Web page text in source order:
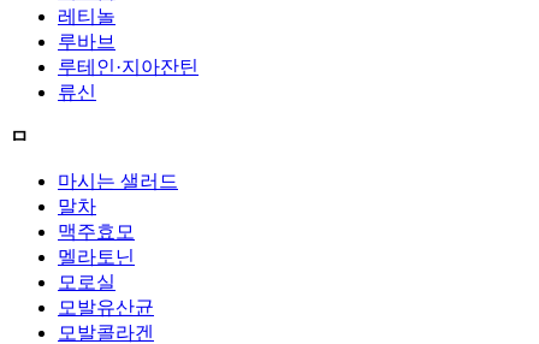
레티놀
루바브
루테인·지아잔틴
류신
ㅁ
마시는 샐러드
말차
맥주효모
멜라토닌
모로실
모발유산균
모발콜라겐